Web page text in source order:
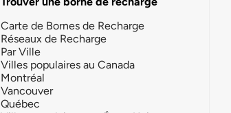
Carte de Bornes de Recharge
Réseaux de Recharge
Par Ville
Villes populaires au Canada
Montréal
Vancouver
Québec